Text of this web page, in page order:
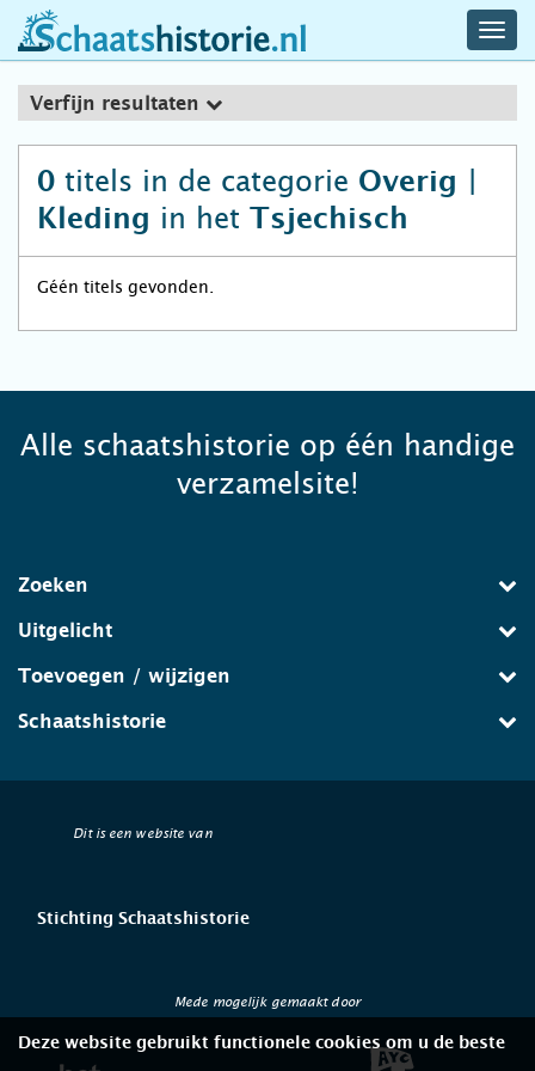
schaatshistorie.nl
Verfijn resultaten
0 titels in de categorie Overig |
Kleding in het Tsjechisch
Géén titels gevonden.
Alle schaatshistorie op één handige
verzamelsite!
Zoeken
Uitgelicht
Toevoegen / wijzigen
Schaatshistorie
Dit is een website van
Stichting Schaatshistorie
Mede mogelijk gemaakt door
Deze website gebruikt functionele cookies om u de beste